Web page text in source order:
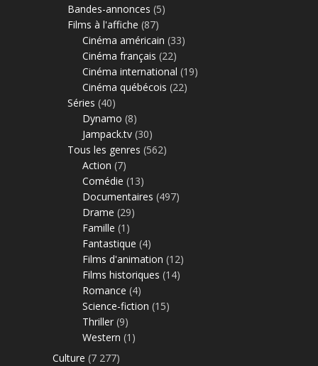
Bandes-annonces (5)
Films à l'affiche (87)
Cinéma américain (33)
Cinéma français (22)
Cinéma international (19)
Cinéma québécois (22)
Séries (40)
Dynamo (8)
Jampack.tv (30)
Tous les genres (562)
Action (7)
Comédie (13)
Documentaires (497)
Drame (29)
Famille (1)
Fantastique (4)
Films d'animation (12)
Films historiques (14)
Romance (4)
Science-fiction (15)
Thriller (9)
Western (1)
Culture (7 277)